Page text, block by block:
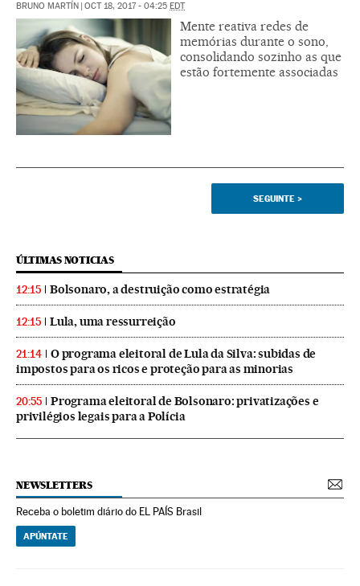
BRUNO MARTÍN OCT 18, 2017 - 04:25 EDT
Mente reativa redes de
memórias durante o sono,
consolidando sozinho as que
estão fortemente associadas
SEGUINTE >
ÚLTIMAS NOTICIAS
12:15 Bolsonaro, a destruição como estratégia
12:15 Lula, uma ressurreição
21:14
O programa eleitoral de Lula da Silva: subidas de
impostos para os ricos e proteção para as minorias
20:55
Programa eleitoral de Bolsonaro: privatizações e
privilégios legais para a Polícia
NEWSLETTERS
Receba o boletim diário do EL PAÍS Brasil
APÚNTATE